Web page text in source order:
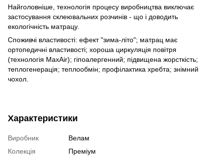
Найголовніше, технологія процесу виробництва виключає
застосування склеювальних розчинів - що і доводить
екологічність матрацу.
Споживчі властивості: ефект "зима-літо"; матрац має
ортопедичні властивості; хороша циркуляція повітря
(технологія MaxAir); гіпоалергенний; підвищена жорсткість;
теплогенерація; теплообмін; профілактика хребта; знімний
чохол.
Характеристики
Виробник
Велам
Колекція
Преміум